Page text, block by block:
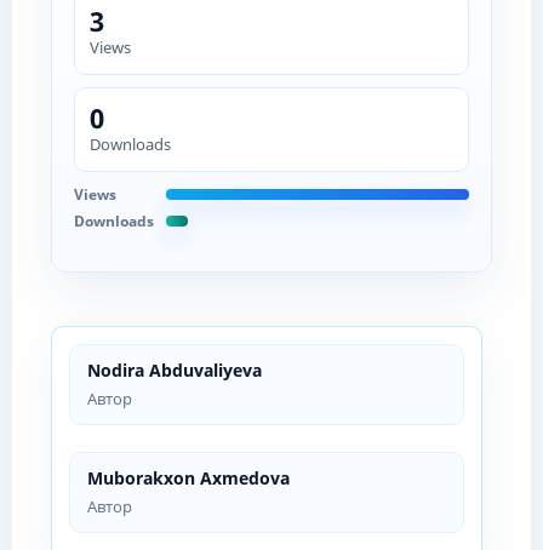
Nodira Abduvaliyeva
Автор
Muborakxon Axmedova
Автор
3
Views
0
Downloads
Views
Downloads